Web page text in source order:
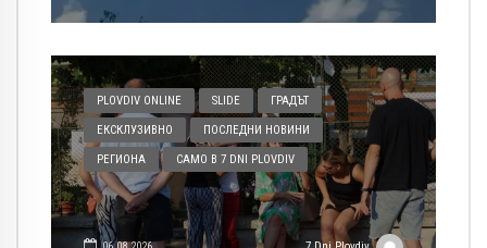
PLOVDIV ONLINE SLIDE ГРАДЪТ
ЕКСКЛУЗИВНО ПОСЛЕДНИ НОВИНИ
РЕГИОНА САМО В 7 DNI PLOVDIV